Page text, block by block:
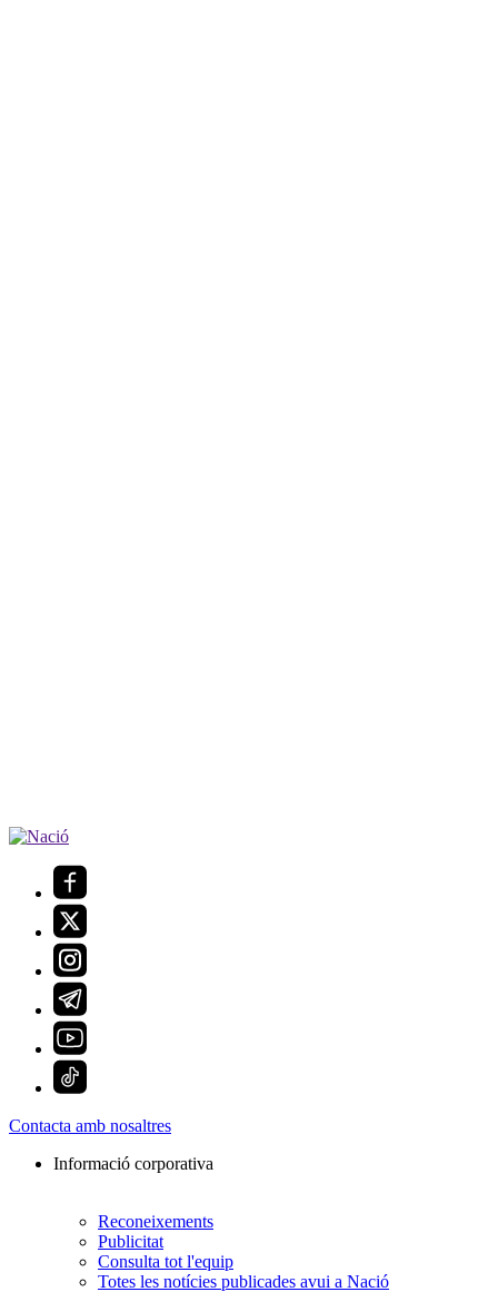
Contacta amb nosaltres
Informació corporativa
Reconeixements
Publicitat
Consulta tot l'equip
Totes les notícies publicades avui a Nació